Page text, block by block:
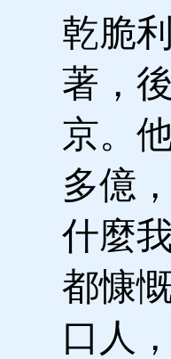
乾脆
著，
京。
多億
什麼
都慷
口人